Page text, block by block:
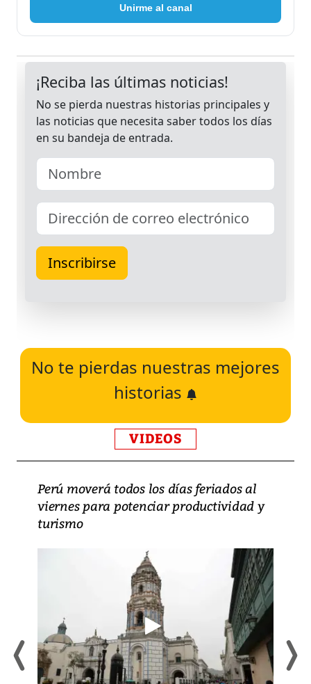
Unirme al canal
No te pierdas nuestras mejores
historias
VIDEOS
Perú moverá todos los días feriados al
viernes para potenciar productividad y
turismo